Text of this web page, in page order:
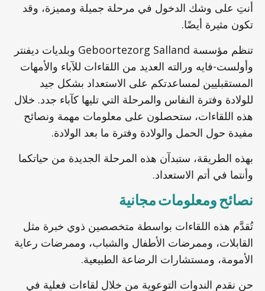
أنتِ على وشك الدخول في مرحلة جميلة ومميزة، وقد
تكون مثيرة أيضًا.
تنظم مؤسسة Geboortezorg Salland وبلديات ديفنتر
وأولست-فايه ورالته العديد من اللقاءات للآباء والأمهات
المستقبليين لمساعدتكم على الاستعداد بشكل جيد
للولادة وفترة النفاس والمرحلة التي تليها كآباء جدد. خلال
هذه اللقاءات، ستحصلون على معلومات مهمة ونصائح
مفيدة حول الحمل والولادة وفترة ما بعد الولادة.
بهذه الطريقة، ستبدآن هذه المرحلة الجديدة من حياتكما
وأنتما في أتم الاستعداد.
نصائح ومعلومات مجانية
تُقدَّم هذه اللقاءات بواسطة متخصصين ذوي خبرة مثل
القابلات، وممرضات الأطفال والشباب، وممرضات رعاية
الأمومة، ومستشارات الرضاعة الطبيعية.
حن نقدم الندوات التوعوية من خلال لقاءات فعلية في